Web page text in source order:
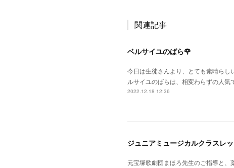
関連記事
ベルサイユのばら🌹
今日は生徒さんより、とても素晴ら
ルサイユのばらは、相変わらずの人
2022.12.18 12:36
ジュニアミュージカルクラスレ
元宝塚歌劇団まほろ先生のご指導と、